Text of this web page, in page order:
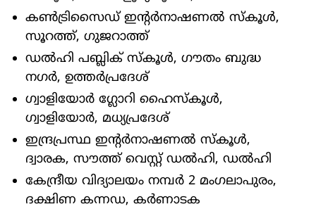
കൺട്രിസൈഡ് ഇന്റർനാഷണൽ സ്കൂൾ,
സൂറത്ത്, ഗുജറാത്ത്
ഡൽഹി പബ്ലിക് സ്കൂൾ, ഗൗതം ബുദ്ധ
നഗർ, ഉത്തർപ്രദേശ്
ഗ്വാളിയോർ ഗ്ലോറി ഹൈസ്കൂൾ,
ഗ്വാളിയോർ, മധ്യപ്രദേശ്
ഇന്ദ്രപ്രസ്ഥ ഇന്റർനാഷണൽ സ്കൂൾ,
ദ്വാരക, സൗത്ത് വെസ്റ്റ് ഡൽഹി, ഡൽഹി
കേന്ദ്രീയ വിദ്യാലയം നമ്പർ 2 മംഗലാപുരം,
ദക്ഷിണ കന്നഡ, കർണാടക